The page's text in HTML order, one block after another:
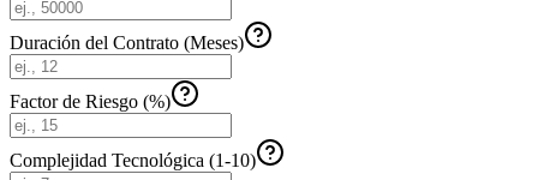
Duración del Contrato (Meses)
Factor de Riesgo (%)
Complejidad Tecnológica (1-10)